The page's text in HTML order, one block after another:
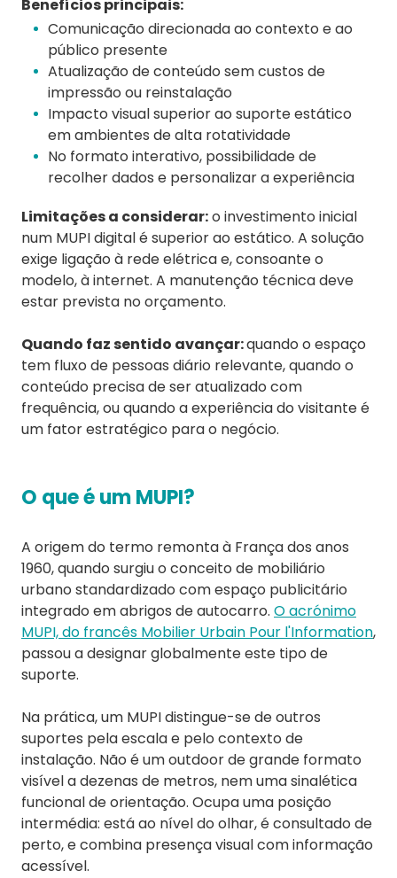
Benefícios principais:
Comunicação direcionada ao contexto e ao
público presente
Atualização de conteúdo sem custos de
impressão ou reinstalação
Impacto visual superior ao suporte estático
em ambientes de alta rotatividade
No formato interativo, possibilidade de
recolher dados e personalizar a experiência
Limitações a considerar:o investimento inicial
num MUPI digital é superior ao estático. A solução
exige ligação à rede elétrica e, consoante o
modelo, à internet. A manutenção técnica deve
estar prevista no orçamento.
Quando faz sentido avançar:quando o espaço
tem fluxo de pessoas diário relevante, quando o
conteúdo precisa de ser atualizado com
frequência, ou quando a experiência do visitante é
um fator estratégico para o negócio.
O que é um MUPI?
A origem do termo remonta à França dos anos
1960, quando surgiu o conceito de mobiliário
urbano standardizado com espaço publicitário
integrado em abrigos de autocarro. O acrónimo
MUPI, do francês Mobilier Urbain Pour l'Information,
passou a designar globalmente este tipo de
suporte.
Na prática, um MUPI distingue-se de outros
suportes pela escala e pelo contexto de
instalação. Não é um outdoor de grande formato
visível a dezenas de metros, nem uma sinalética
funcional de orientação. Ocupa uma posição
intermédia: está ao nível do olhar, é consultado de
perto, e combina presença visual com informação
acessível.